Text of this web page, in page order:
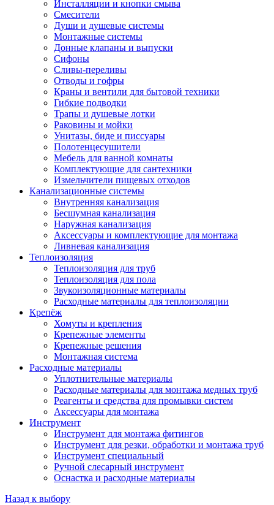
Инсталляции и кнопки смыва
Смесители
Души и душевые системы
Монтажные системы
Донные клапаны и выпуски
Сифоны
Сливы-переливы
Отводы и гофры
Краны и вентили для бытовой техники
Гибкие подводки
Трапы и душевые лотки
Раковины и мойки
Унитазы, биде и писсуары
Полотенцесушители
Мебель для ванной комнаты
Комплектующие для сантехники
Измельчители пищевых отходов
Канализационные системы
Внутренняя канализация
Бесшумная канализация
Наружная канализация
Аксессуары и комплектующие для монтажа
Ливневая канализация
Теплоизоляция
Теплоизоляция для труб
Теплоизоляция для пола
Звукоизоляционные материалы
Расходные материалы для теплоизоляции
Крепёж
Хомуты и крепления
Крепежные элементы
Крепежные решения
Монтажная система
Расходные материалы
Уплотнительные материалы
Расходные материалы для монтажа медных труб
Реагенты и средства для промывки систем
Аксессуары для монтажа
Инструмент
Инструмент для монтажа фитингов
Инструмент для резки, обработки и монтажа труб
Инструмент специальный
Ручной слесарный инструмент
Оснастка и расходные материалы
Назад к выбору